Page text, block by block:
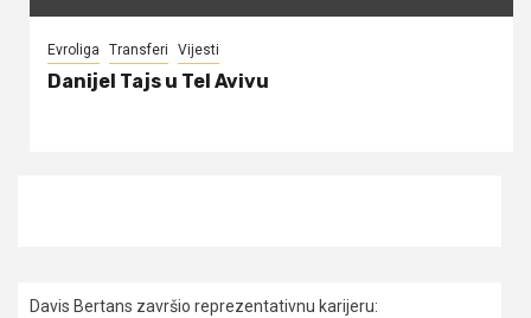
Evroliga Transferi Vijesti
Danijel Tajs u Tel Avivu
Davis Bertans završio reprezentativnu karijeru: